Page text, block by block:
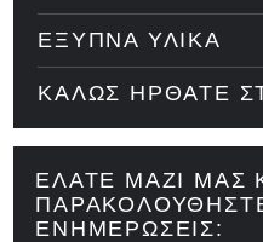
ΈΞΥΠΝΑ ΥΛΙΚΆ
ΚΑΛΏΣ ΉΡΘΑΤΕ
ΕΛΆΤΕ ΜΑΖΊ ΜΑΣ
ΕΝΗΜΕΡΏΣΕΙΣ: